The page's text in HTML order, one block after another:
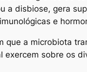
a disbiose, gera
e
a microbiota
sobre os